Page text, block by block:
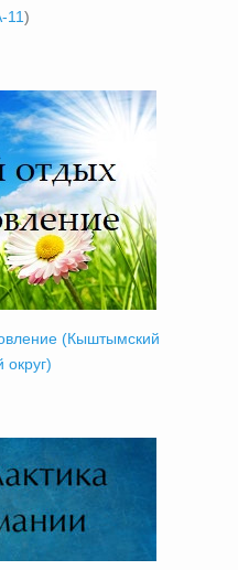
11)
(Кыштымский
округ)